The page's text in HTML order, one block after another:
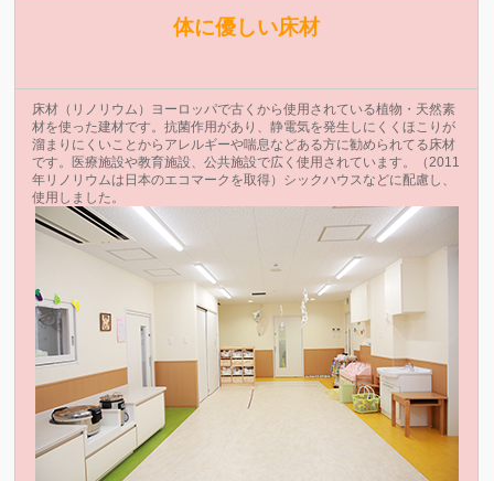
体に優しい床材
床材（リノリウム）ヨーロッパで古くから使用されている植物・天然素
材を使った建材です。抗菌作用があり、静電気を発生しにくくほこりが
溜まりにくいことからアレルギーや喘息などある方に勧められてる床材
です。医療施設や教育施設、公共施設で広く使用されています。（2011
年リノリウムは日本のエコマークを取得）シックハウスなどに配慮し、
使用しました。